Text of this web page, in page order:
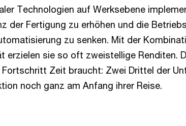
Technologien auf Werksebene
der Fertigung zu erhöhen und die
zu senken. Mit der
erzielen sie so oft zweistellige Renditen.
Zeit braucht: Zwei Drittel der
noch ganz am Anfang ihrer Reise.